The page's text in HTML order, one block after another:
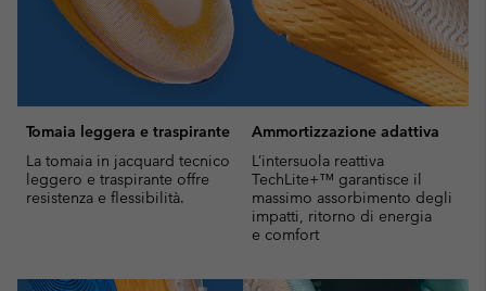
Tomaia leggera e traspirante
La tomaia in jacquard tecnico
leggero e traspirante offre
resistenza e flessibilità.
Ammortizzazione adattiva
L’intersuola reattiva
TechLite+™ garantisce il
massimo assorbimento degli
impatti, ritorno di energia
e comfort